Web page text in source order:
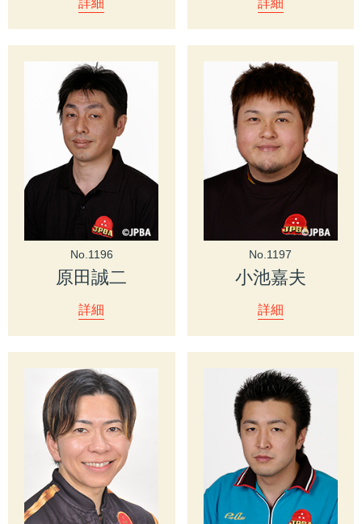
No.1196
原田誠二
詳細
No.1197
小池嘉夫
詳細